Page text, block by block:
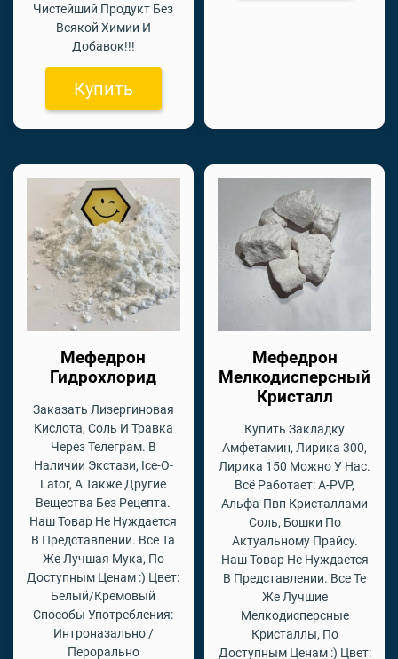
Чистейший Продукт Без
Всякой Химии И
Добавок!!!
Купить
Мефедрон
Гидрохлорид
Заказать Лизергиновая
Кислота, Соль И Травка
Через Телеграм. В
Наличии Экстази, Ice-O-
Lator, А Также Другие
Вещества Без Рецепта.
Наш Товар Не Нуждается
В Представлении. Все Та
Же Лучшая Мука, По
Доступным Ценам :) Цвет:
Белый/Кремовый
Способы Употребления:
Интроназально /
Перорально
Мефедрон
Мелкодисперсный
Кристалл
Купить Закладку
Амфетамин, Лирика 300,
Лирика 150 Можно У Нас.
Всё Работает: A-PVP,
Альфа-Пвп Кристаллами
Соль, Бошки По
Актуальному Прайсу.
Наш Товар Не Нуждается
В Представлении. Все Те
Же Лучшие
Мелкодисперсные
Кристаллы, По
Доступным Ценам :) Цвет: